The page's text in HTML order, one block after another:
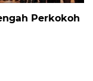
Perkokoh